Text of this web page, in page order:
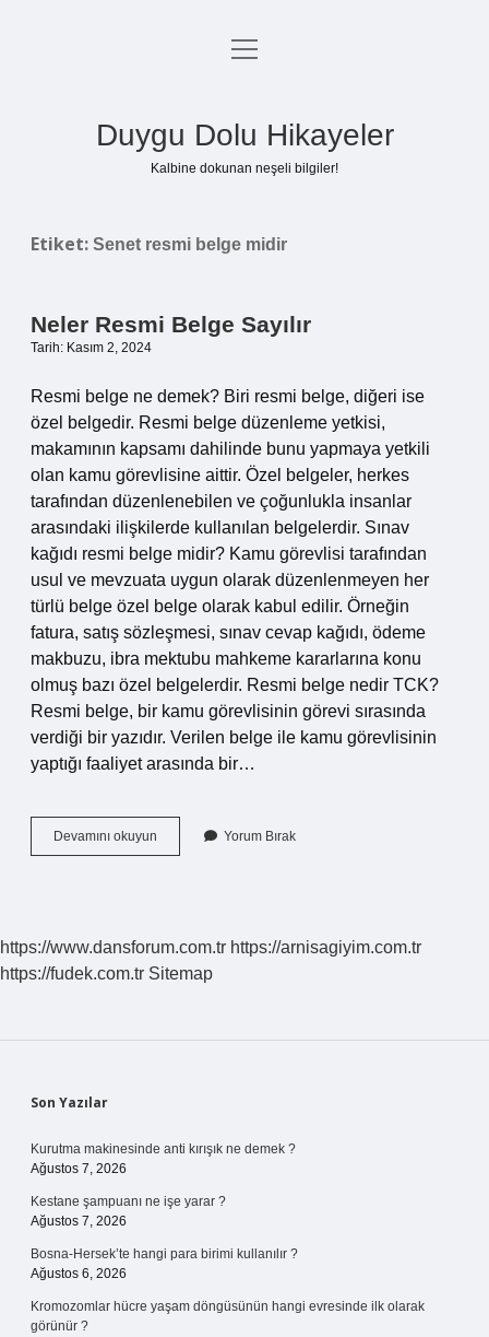
Anasayfa
menüyü
Duygu Dolu Hikayeler
Kalbine dokunan neşeli bilgiler!
Etiket: Senet resmi belge midir
Neler Resmi Belge Sayılır
Tarih: Kasım 2, 2024
Resmi belge ne demek? Biri resmi belge, diğeri ise
özel belgedir. Resmi belge düzenleme yetkisi,
makamının kapsamı dahilinde bunu yapmaya yetkili
olan kamu görevlisine aittir. Özel belgeler, herkes
tarafından düzenlenebilen ve çoğunlukla insanlar
arasındaki ilişkilerde kullanılan belgelerdir. Sınav
kağıdı resmi belge midir? Kamu görevlisi tarafından
usul ve mevzuata uygun olarak düzenlenmeyen her
türlü belge özel belge olarak kabul edilir. Örneğin
fatura, satış sözleşmesi, sınav cevap kağıdı, ödeme
makbuzu, ibra mektubu mahkeme kararlarına konu
olmuş bazı özel belgelerdir. Resmi belge nedir TCK?
Resmi belge, bir kamu görevlisinin görevi sırasında
verdiği bir yazıdır. Verilen belge ile kamu görevlisinin
yaptığı faaliyet arasında bir…
Devamını okuyun
Resmi
Yorum Bırak
https://www.dansforum.com.tr https://arnisagiyim.com.tr
https://fudek.com.tr Sitemap
Sidebar
Son Yazılar
Kurutma makinesinde anti kırışık ne demek ?
Ağustos 7, 2026
Kestane şampuanı ne işe yarar ?
Ağustos 7, 2026
Bosna-Hersek’te hangi para birimi kullanılır ?
Ağustos 6, 2026
Kromozomlar hücre yaşam döngüsünün hangi evresinde ilk olarak
görünür ?